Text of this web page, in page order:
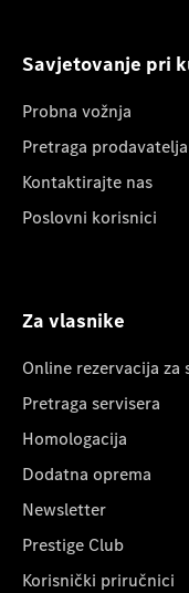
Savjetovanje pri
Probna vožnja
Pretraga prodavatelja
Kontaktirajte nas
Poslovni korisnici
Za vlasnike
Online rezervacija za
Pretraga servisera
Homologacija
Dodatna oprema
Newsletter
Prestige Club
Korisnički priručnici